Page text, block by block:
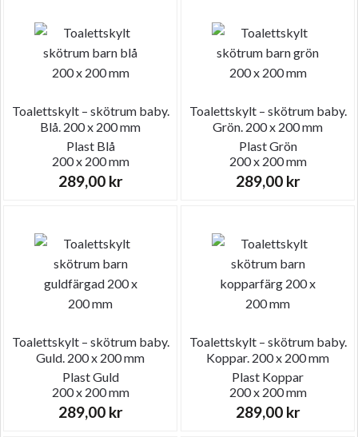
Toalettskylt – skötrum baby.
Blå. 200 x 200 mm
Plast Blå
200 x 200 mm
289,00 kr
Toalettskylt – skötrum baby.
Grön. 200 x 200 mm
PlastGrön
200 x 200 mm
289,00 kr
Toalettskylt – skötrum baby.
Guld. 200 x 200 mm
PlastGuld
200 x 200 mm
289,00 kr
Toalettskylt – skötrum baby.
Koppar. 200 x 200 mm
Plast Koppar
200 x 200 mm
289,00 kr